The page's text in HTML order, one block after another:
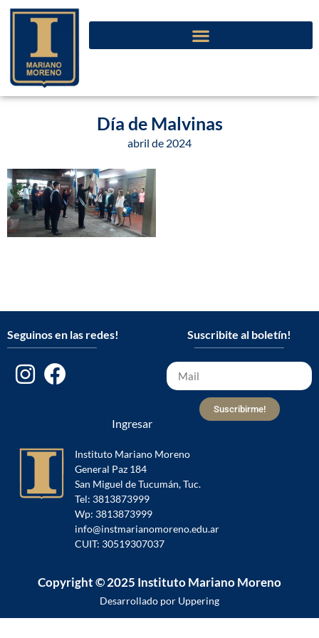
Día de Malvinas
abril de 2024
Instituto Mariano Moreno
General Paz 184
San Miguel de Tucumán, Tuc.
Tel: 3813873999
Wp: 3813873999
info@instmarianomoreno.edu.ar
CUIT: 30519307037
Suscribite al boletín!
Suscribirme!
Seguinos en las redes!
Ingresar
Copyright © 2025 Instituto Mariano Moreno
Desarrollado por Uppering